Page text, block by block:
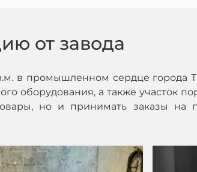
от завода
в промышленном сердце города
оборудования, а также участок
но и принимать заказы на